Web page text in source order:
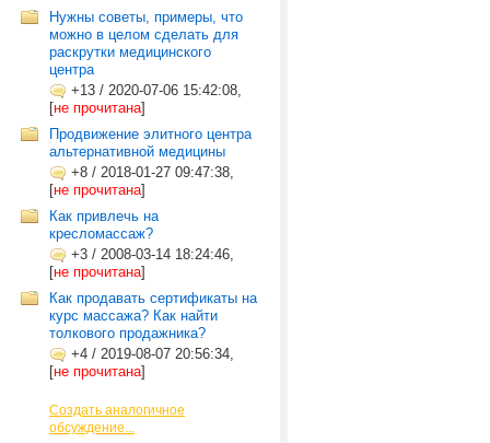
Нужны советы, примеры, что
можно в целом сделать для
раскрутки медицинского
центра
+13 / 2020-07-06 15:42:08,
[не прочитана]
Продвижение элитного центра
альтернативной медицины
+8 / 2018-01-27 09:47:38,
[не прочитана]
Как привлечь на
кресломассаж?
+3 / 2008-03-14 18:24:46,
[не прочитана]
Как продавать сертификаты на
курс массажа? Как найти
толкового продажника?
+4 / 2019-08-07 20:56:34,
[не прочитана]
Создать аналогичное
обсуждение...